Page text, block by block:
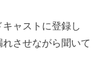
ャストに登録し
させながら聞いて